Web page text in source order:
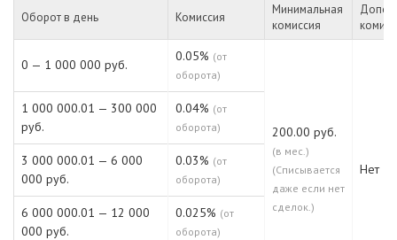
Оборот в день Комиссия
Минимальная
комиссия
0 — 1 000 000 руб.
0.05% (от
оборота)
200.00 руб.
(в мес.)
(Списывается
даже если нет
сделок.)
Нет
1 000 000.01 — 300 000
руб.
0.04% (от
оборота)
3 000 000.01 — 6 000
000 руб.
0.03% (от
оборота)
6 000 000.01 — 12 000
000 руб.
0.025% (от
оборота)